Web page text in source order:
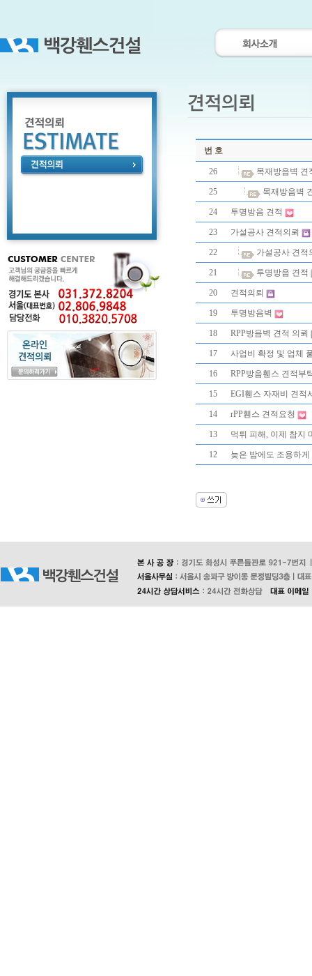
번 호
26 목재방음벽 견
25 목재방음벽
24 투명방음 견적
23 가설공사 견적의뢰
22 가설공사 견적
21 투명방음 견적
20 견적의뢰
19 투명방음벽
18 RPP방음벽 견적 의뢰
17 사업비 확정 및 업체
16 RPP방음휀스 견적부
15 EGI휀스 자재비 견적
14 rPP휀스 견적요청
13 먹튀 피해, 이제 참지
12 늦은 밤에도 조용하